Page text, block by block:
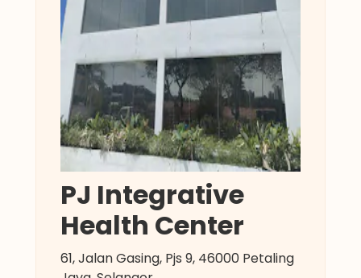
PJ Integrative
Health Center
61, Jalan Gasing, Pjs 9, 46000 Petaling